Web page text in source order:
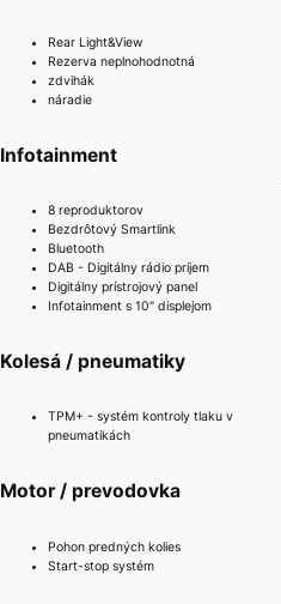
Rear Light&View
Rezerva neplnohodnotná
zdvihák
náradie
Infotainment
8 reproduktorov
Bezdrôtový Smartlink
Bluetooth
DAB - Digitálny rádio príjem
Digitálny prístrojový panel
Infotainment s 10" displejom
Kolesá / pneumatiky
TPM+ - systém kontroly tlaku v
pneumatikách
Motor / prevodovka
Pohon predných kolies
Start-stop systém